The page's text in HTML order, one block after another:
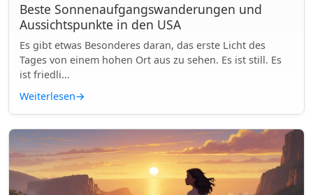
Beste Sonnenaufgangswanderungen und
Aussichtspunkte in den USA
Es gibt etwas Besonderes daran, das erste Licht des
Tages von einem hohen Ort aus zu sehen. Es ist still. Es
ist friedli...
Weiterlesen→